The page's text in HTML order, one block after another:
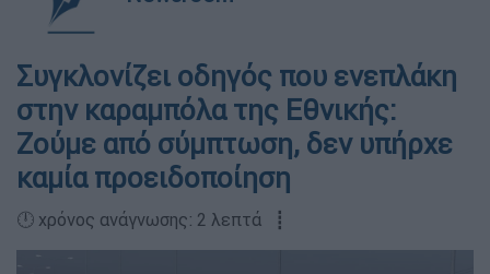
Συγκλονίζει οδηγός που ενεπλάκη
στην καραμπόλα της Εθνικής:
Ζούμε από σύμπτωση, δεν υπήρχε
καμία προειδοποίηση
🕛 χρόνος ανάγνωσης: 2 λεπτά ┋